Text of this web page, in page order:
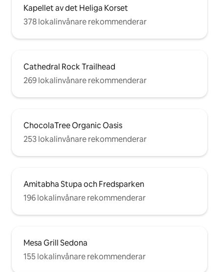
Kapellet av det Heliga Korset
378 lokalinvånare rekommenderar
Cathedral Rock Trailhead
269 lokalinvånare rekommenderar
ChocolaTree Organic Oasis
253 lokalinvånare rekommenderar
Amitabha Stupa och Fredsparken
196 lokalinvånare rekommenderar
Mesa Grill Sedona
155 lokalinvånare rekommenderar